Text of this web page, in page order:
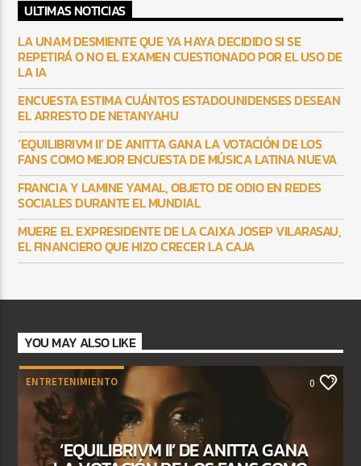
ULTIMAS NOTICIAS
LA UNAM DESMIENTE QUE YA HAYA DECIDIDO SI SE
REPETIRÁ O NO EL EXAMEN CUESTIONADO POR EL USO DE
LA IA
ENCUESTA ESTIMA CUÁNTOS ESTADOUNIDENSES DESEAN
EL ARRESTO DE NETANYAHU
‘EQUILIBRIVM II’ DE ANITTA GANA LA VOTACIÓN DE LOS
FANS COMO MEJOR ENCUESTA DE MÚSICA LATINA NUEVA
FRANCIA Y LAMINE YAMAL, OBJETO DE ODIO EN REDES
SOCIALES DURANTE EL MUNDIAL
MUERE EL EXPRESIDENTE DE LA CAIXA JOSEP VILARASAU,
EL FINANCIERO QUE HIZO CRECER LA CAJA
YOU MAY ALSO LIKE
ENTRETENIMIENTO 0
‘EQUILIBRIVM II’ DE ANITTA GANA